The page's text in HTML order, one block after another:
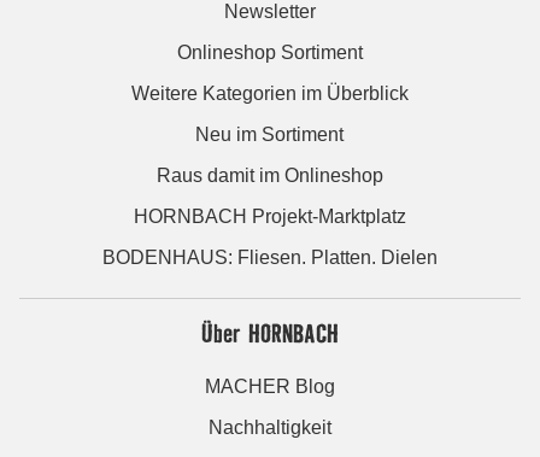
Newsletter
Onlineshop Sortiment
Weitere Kategorien im Überblick
Neu im Sortiment
Raus damit im Onlineshop
HORNBACH Projekt-Marktplatz
BODENHAUS: Fliesen. Platten. Dielen
Über HORNBACH
MACHER Blog
Nachhaltigkeit